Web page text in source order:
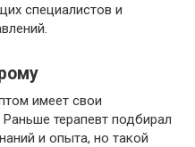
специалистов и
имеет свои
терапевт подбирал
и опыта, но такой